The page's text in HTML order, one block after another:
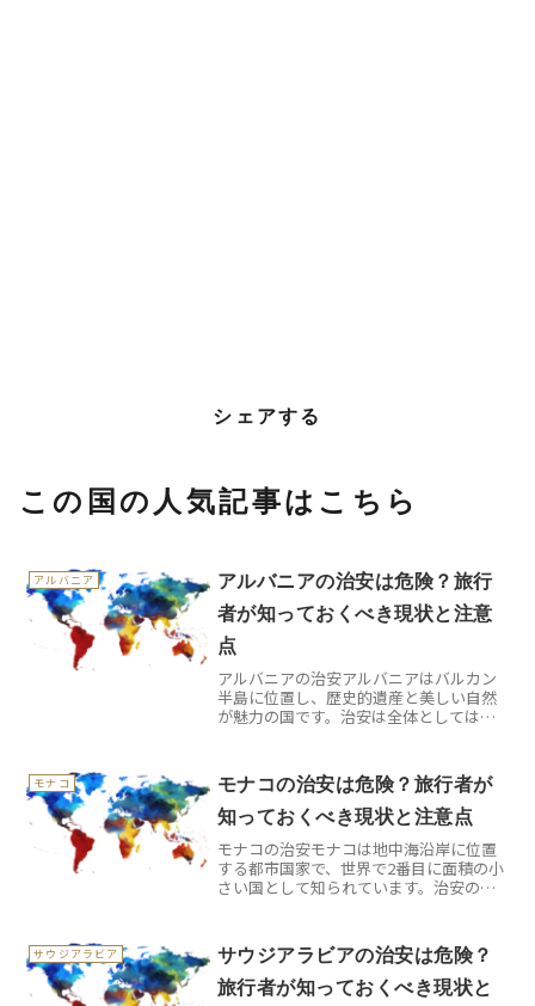
シェアする
この国の人気記事はこちら
アルバニア
アルバニアの治安は危険？旅行
者が知っておくべき現状と注意
点
アルバニアの治安アルバニアはバルカン
半島に位置し、歴史的遺産と美しい自然
が魅力の国です。治安は全体としては安
者は最新情報の確認と基本的な安全対策
を講じることが必要です。...
モナコ
モナコの治安は危険？旅行者が
知っておくべき現状と注意点
モナコの治安モナコは地中海沿岸に位置
する都市国家で、世界で2番目に面積の小
さい国として知られています。治安の実
が重要になります。この記事では、確か
な基本データと情報の調...
サウジアラビア
サウジアラビアの治安は危険？
旅行者が知っておくべき現状と